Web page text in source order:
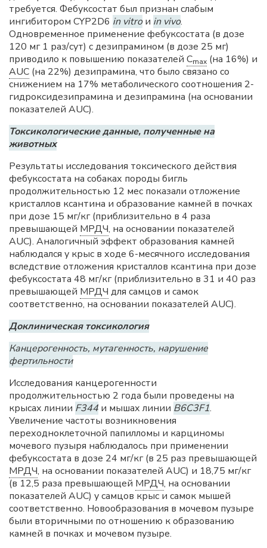
требуется. Фебуксостат был признан слабым
ингибитором CYP2D6 in vitroи in vivo.
Одновременное применение фебуксостата (в дозе
120 мг 1 раз/сут) с дезипрамином (в дозе 25 мг)
приводило к повышению показателей Cmax (на 16%) и
AUC (на 22%) дезипрамина, что было связано со
снижением на 17% метаболического соотношения 2-
гидроксидезипрамина и дезипрамина (на основании
показателей AUC).
Токсикологические данные, полученные на
животных
Результаты исследования токсического действия
фебуксостата на собаках породы бигль
продолжительностью 12 мес показали отложение
кристаллов ксантина и образование камней в почках
при дозе 15 мг/кг (приблизительно в 4 раза
превышающей МРДЧ, на основании показателей
AUC). Аналогичный эффект образования камней
наблюдался у крыс в ходе 6-месячного исследования
вследствие отложения кристаллов ксантина при дозе
фебуксостата 48 мг/кг (приблизительно в 31 и 40 раз
превышающей МРДЧ для самцов и самок
соответственно, на основании показателей AUC).
Доклиническая токсикология
Канцерогенность, мутагенность, нарушение
фертильности
Исследования канцерогенности
продолжительностью 2 года были проведены на
крысах линии F344 и мышах линии B6C3F1.
Увеличение частоты возникновения
переходноклеточной папилломы и карциномы
мочевого пузыря наблюдалось при применении
фебуксостата в дозе 24 мг/кг (в 25 раз превышающей
МРДЧ, на основании показателей AUC) и 18,75 мг/кг
(в 12,5 раза превышающей МРДЧ, на основании
показателей AUC) у самцов крыс и самок мышей
соответственно. Новообразования в мочевом пузыре
были вторичными по отношению к образованию
камней в почках и мочевом пузыре.